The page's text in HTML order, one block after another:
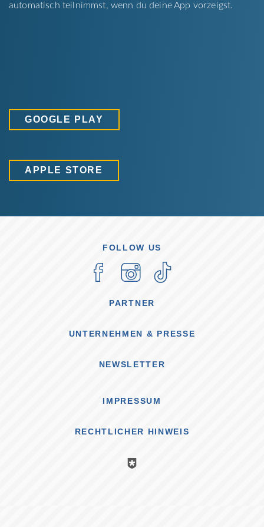
automatisch teilnimmst, wenn du deine App vorzeigst.
GOOGLE PLAY
APPLE STORE
FOLLOW US
PARTNER
UNTERNEHMEN & PRESSE
NEWSLETTER
IMPRESSUM
RECHTLICHER HINWEIS